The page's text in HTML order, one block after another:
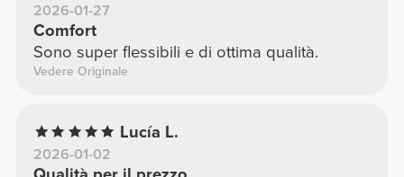
2026-01-27
Comfort
Sono super flessibili e di ottima qualità.
Vedere Originale
Lucía L.
2026-01-02